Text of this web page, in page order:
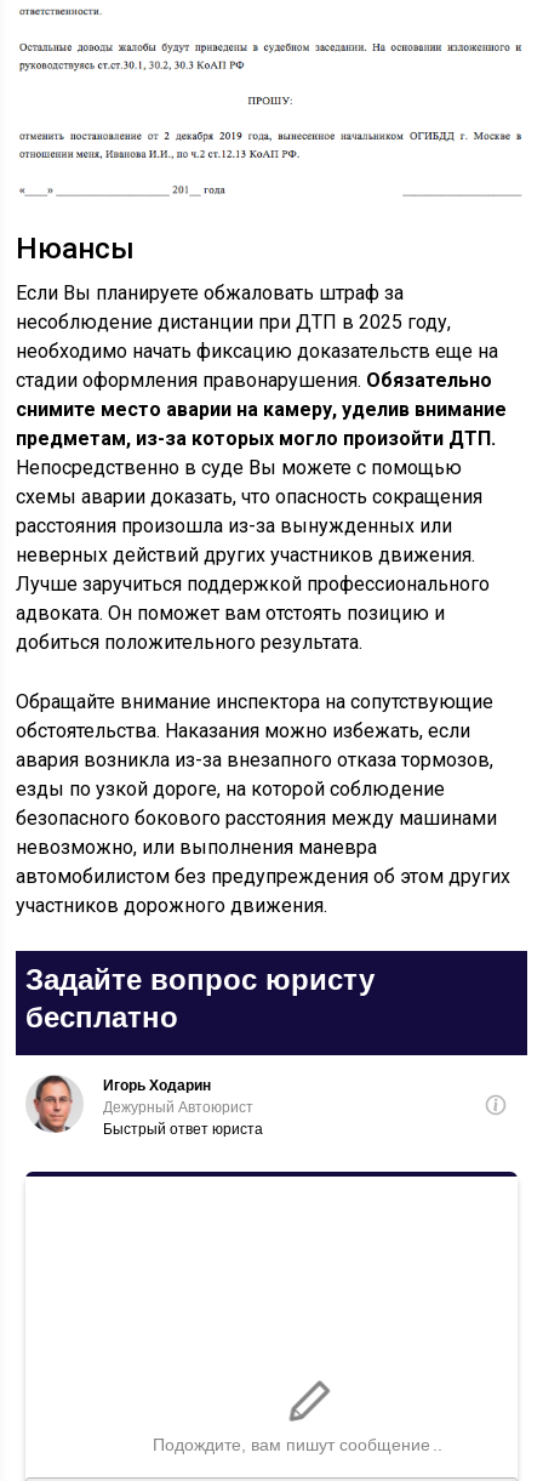
Нюансы
Если Вы планируете обжаловать штраф за
несоблюдение дистанции при ДТП в 2025 году,
необходимо начать фиксацию доказательств еще на
стадии оформления правонарушения. Обязательно
снимите место аварии на камеру, уделив внимание
предметам, из-за которых могло произойти ДТП.
Непосредственно в суде Вы можете с помощью
схемы аварии доказать, что опасность сокращения
расстояния произошла из-за вынужденных или
неверных действий других участников движения.
Лучше заручиться поддержкой профессионального
адвоката. Он поможет вам отстоять позицию и
добиться положительного результата.
Обращайте внимание инспектора на сопутствующие
обстоятельства. Наказания можно избежать, если
авария возникла из-за внезапного отказа тормозов,
езды по узкой дороге, на которой соблюдение
безопасного бокового расстояния между машинами
невозможно, или выполнения маневра
автомобилистом без предупреждения об этом других
участников дорожного движения.